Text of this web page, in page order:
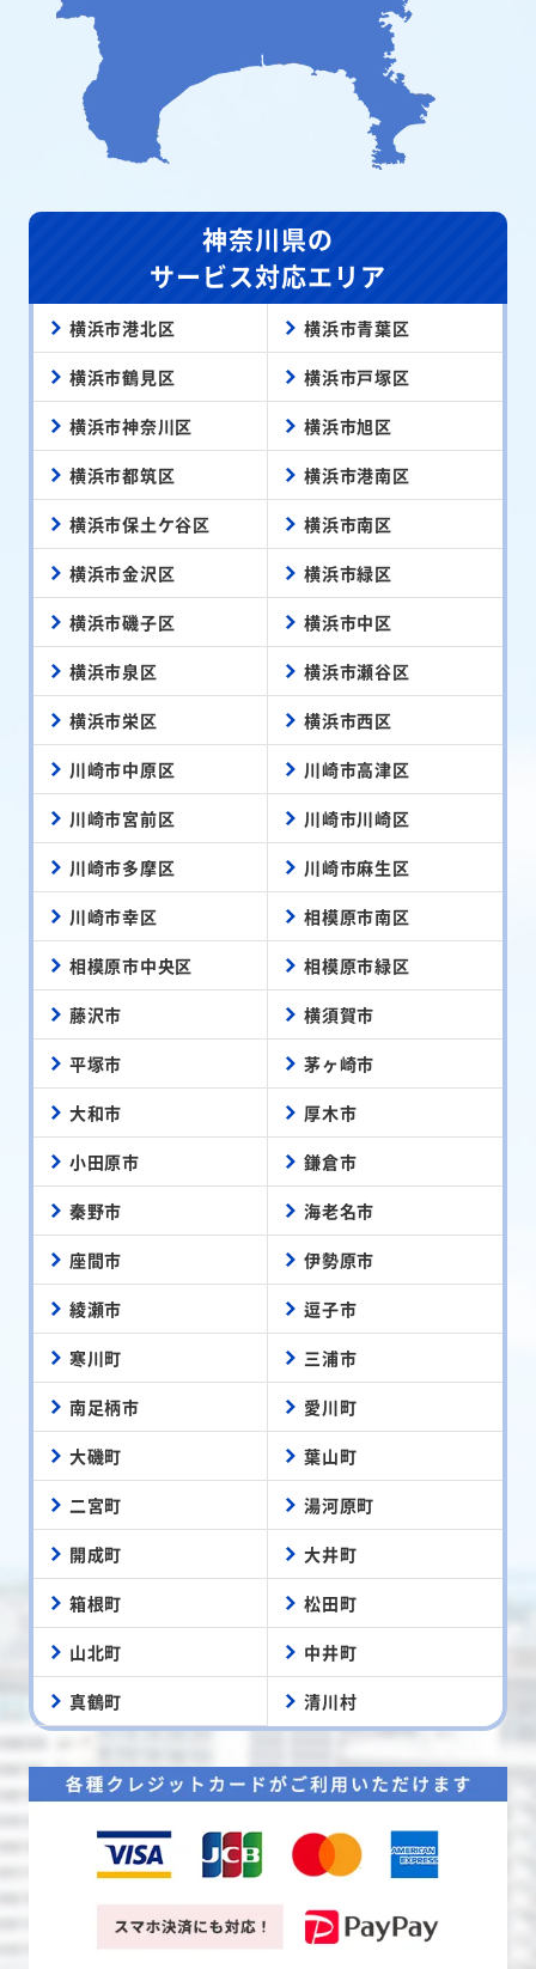
神奈川県の
サービス対応エリア
横浜市港北区 横浜市青葉区
横浜市鶴見区 横浜市戸塚区
横浜市神奈川区 横浜市旭区
横浜市都筑区 横浜市港南区
横浜市保土ケ谷区 横浜市南区
横浜市金沢区 横浜市緑区
横浜市磯子区 横浜市中区
横浜市泉区 横浜市瀬谷区
横浜市栄区 横浜市西区
川崎市中原区 川崎市高津区
川崎市宮前区 川崎市川崎区
川崎市多摩区 川崎市麻生区
川崎市幸区 相模原市南区
相模原市中央区 相模原市緑区
藤沢市 横須賀市
平塚市 茅ヶ崎市
大和市 厚木市
小田原市 鎌倉市
秦野市 海老名市
座間市 伊勢原市
綾瀬市 逗子市
寒川町 三浦市
南足柄市 愛川町
大磯町 葉山町
二宮町 湯河原町
開成町 大井町
箱根町 松田町
山北町 中井町
真鶴町 清川村